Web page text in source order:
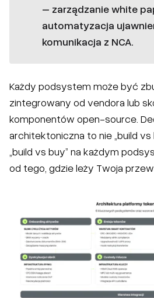
– zarządzanie white
automatyzacja
komunikacja z NCA.
Każdy podsystem może być
zintegrowany od vendora lub
komponentów open-source.
architektoniczna to nie „build vs
„build vs buy” na każdym
od tego, gdzie leży Twoja